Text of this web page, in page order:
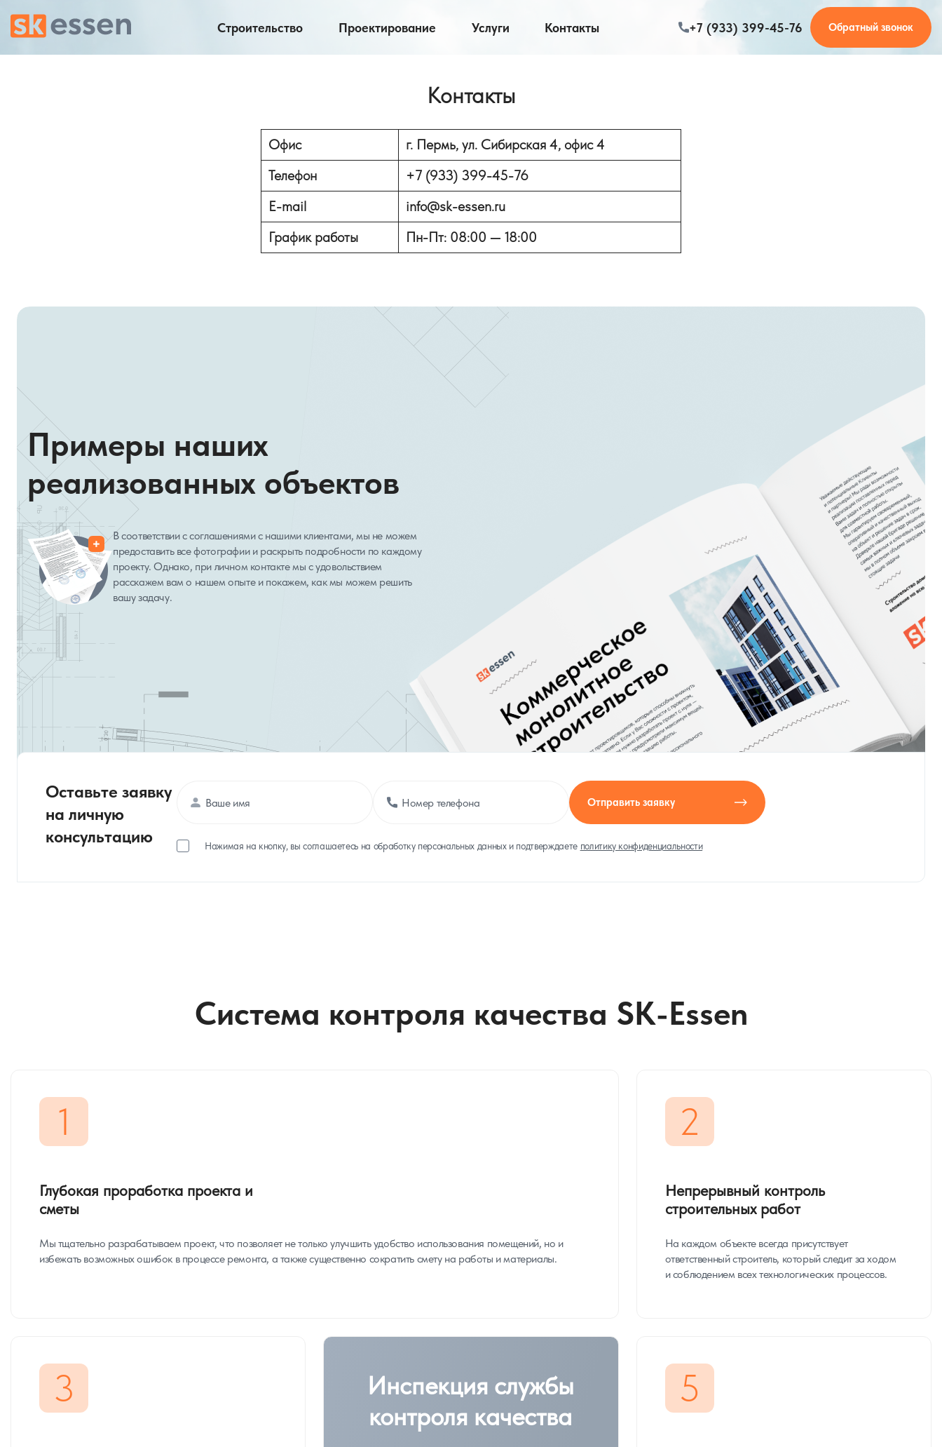
Строительство Проектирование Услуги Контакты +7 (933) 399-45-76 Обратный звонок
Контакты
Офис
г. Пермь, ул. Сибирская 4, офис 4
Телефон
+7 (933) 399-45-76
E-mail
info@sk-essen.ru
График работы
Пн-Пт: 08:00 — 18:00
Примеры наших
реализованных объектов
В соответствии с соглашениями с нашими клиентами, мы не можем
предоставить все фотографии и раскрыть подробности по каждому
проекту. Однако, при личном контакте мы с удовольствием
расскажем вам о нашем опыте и покажем, как мы можем решить
вашу задачу.
Оставьте заявку
на личную
консультацию
Отправить заявку
Нажимая на кнопку, вы соглашаетесь на обработку персональных данных и подтверждаете политику конфиденциальности
Система контроля качества SK-Essen
1
Глубокая проработка проекта и
сметы
Мы тщательно разрабатываем проект, что позволяет не только улучшить удобство использования помещений, но и
избежать возможных ошибок в процессе ремонта, а также существенно сократить смету на работы и материалы.
2
Непрерывный контроль
строительных работ
На каждом объекте всегда присутствует
ответственный строитель, который следит за ходом
и соблюдением всех технологических процессов.
3
Инспекция службы
контроля качества
5